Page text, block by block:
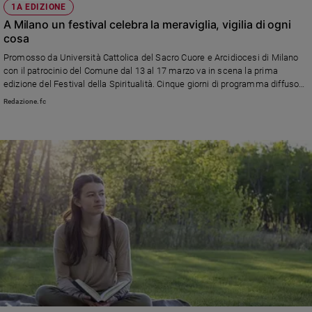
Policy
siamo
Pubblicità
Registrati
Redazione
1A EDIZIONE
A Milano un festival celebra la meraviglia, vigilia di ogni
cosa
Promosso da Università Cattolica del Sacro Cuore e Arcidiocesi di Milano
con il patrocinio del Comune dal 13 al 17 marzo va in scena la prima
edizione del Festival della Spiritualità. Cinque giorni di programma diffuso
per invitarci a vedere lo straordinario nell’ordinario
Redazione.fc